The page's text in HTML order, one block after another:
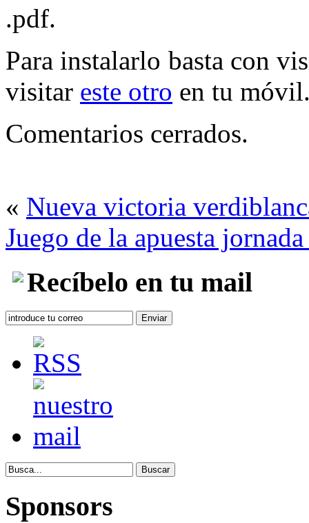
.pdf.
Para instalarlo basta con
visitar este otro en tu
Comentarios cerrados.
« Nueva victoria
Juego de la apuesta
Recíbelo en tu mail
Sponsors